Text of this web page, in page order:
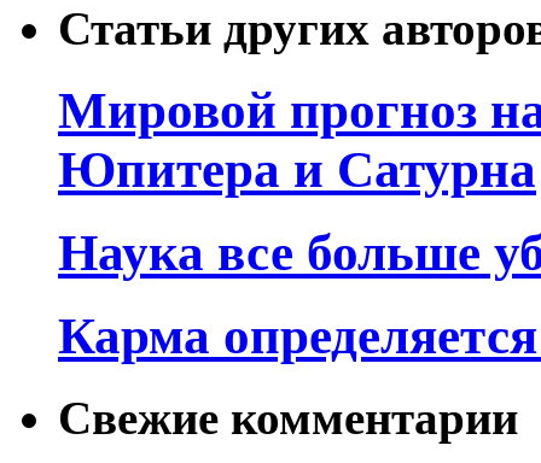
Статьи других
Мировой прогноз
Юпитера и Сатурна
Наука все больше
Карма
Свежие комментарии